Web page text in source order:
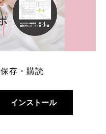
存・購読
インストール